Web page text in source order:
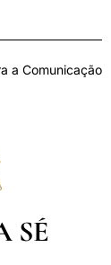
a Comunicação
SÉ